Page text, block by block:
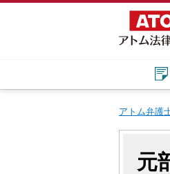
Skip
アトム弁護
元